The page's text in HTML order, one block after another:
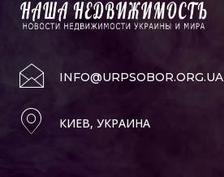
INFO@URPSOBOR.ORG.UA
КИЕВ, УКРАИНА